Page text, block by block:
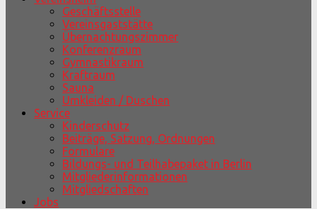
Geschäftsstelle
Vereinsgaststätte
Übernachtungszimmer
Konferenzraum
Gymnastikraum
Kraftraum
Sauna
Umkleiden / Duschen
Service
Kinderschutz
Beiträge, Satzung, Ordnungen
Formulare
Bildungs- und Teilhabepaket in Berlin
Mitgliederinformationen
Mitgliedschaften
Jobs